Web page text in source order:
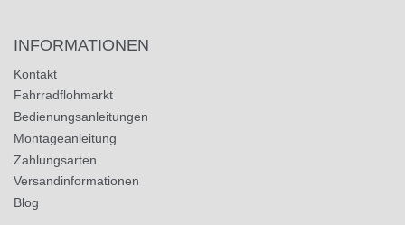
INFORMATIONEN
Kontakt
Fahrradflohmarkt
Bedienungsanleitungen
Montageanleitung
Zahlungsarten
Versandinformationen
Blog